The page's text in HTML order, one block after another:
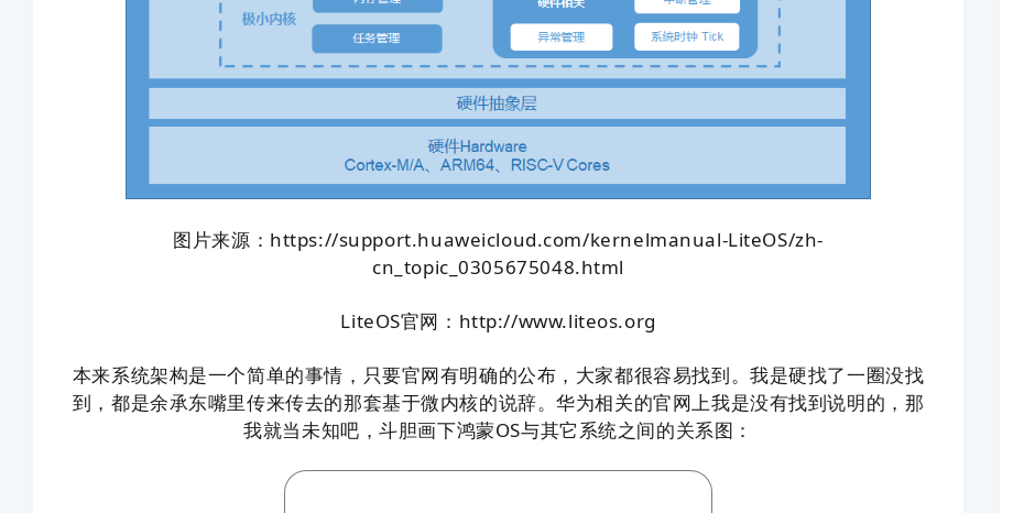
图片来源：https://support.huaweicloud.com/kernelmanual-LiteOS/zh-
cn_topic_0305675048.html
LiteOS官网：http://www.liteos.org
本来系统架构是一个简单的事情，只要官网有明确的公布，大家都很容易找到。我是硬找了一圈没找
到，都是余承东嘴里传来传去的那套基于微内核的说辞。华为相关的官网上我是没有找到说明的，那
我就当未知吧，斗胆画下鸿蒙OS与其它系统之间的关系图：